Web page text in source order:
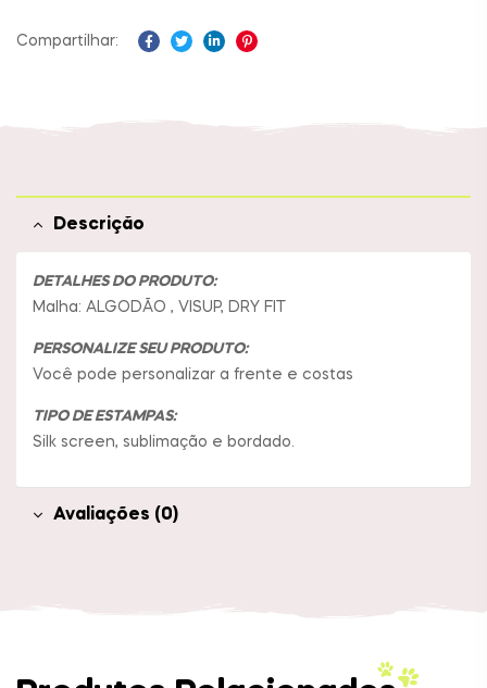
Compartilhar:
Descrição
DETALHES DO PRODUTO:
Malha: ALGODÃO , VISUP, DRY FIT
PERSONALIZE SEU PRODUTO:
Você pode personalizar a frente e costas
TIPO DE ESTAMPAS:
Silk screen, sublimação e bordado.
Avaliações (0)